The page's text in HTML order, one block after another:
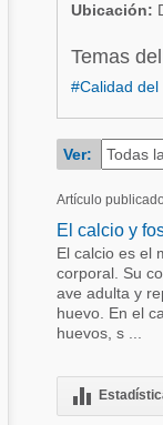
Comunidades en
Acuacultura
Micotoxinas
Avicultura
Lechería
Balanceados -
Micotoxinas
Avicultura
Porcicultura
Ganadería
Lechería
Ubicación:
Temas
#Calidad del
Ver:
Artículo
El calcio y
El calcio es el
corporal. Su
ave adulta y
huevo. En el
huevos, s ...
equalizer